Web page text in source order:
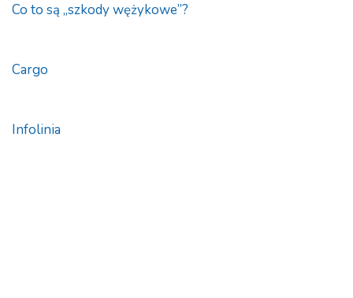
Co to są „szkody wężykowe”?
Cargo
Infolinia